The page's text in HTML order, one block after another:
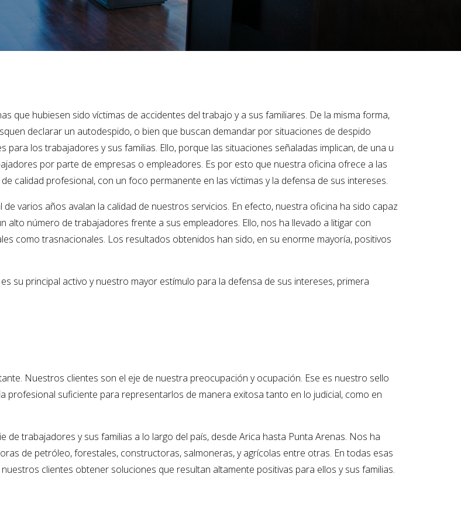
que hubiesen sido víctimas de accidentes del trabajo y a sus familiares. De la misma forma,
declarar un autodespido, o bien que buscan demandar por situaciones de despido
los trabajadores y sus familias. Ello, porque las situaciones señaladas implican, de una u
por parte de empresas o empleadores. Es por esto que nuestra oficina ofrece a las
calidad profesional, con un foco permanente en las víctimas y la defensa de sus intereses.
varios años avalan la calidad de nuestros servicios. En efecto, nuestra oficina ha sido capaz
número de trabajadores frente a sus empleadores. Ello, nos ha llevado a litigar con
como trasnacionales. Los resultados obtenidos han sido, en su enorme mayoría, positivos
su principal activo y nuestro mayor estímulo para la defensa de sus intereses, primera
Nuestros clientes son el eje de nuestra preocupación y ocupación. Ese es nuestro sello
profesional suficiente para representarlos de manera exitosa tanto en lo judicial, como en
trabajadores y sus familias a lo largo del país, desde Arica hasta Punta Arenas. Nos ha
de petróleo, forestales, constructoras, salmoneras, y agrícolas entre otras. En todas esas
clientes obtener soluciones que resultan altamente positivas para ellos y sus familias.